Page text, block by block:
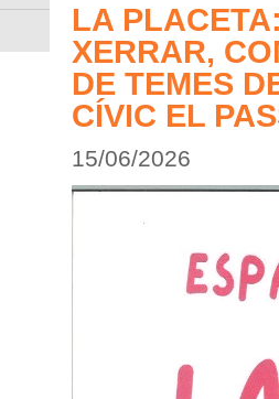
LA
XERRAR,
DE TEMES
CÍVIC EL
15/06/2026